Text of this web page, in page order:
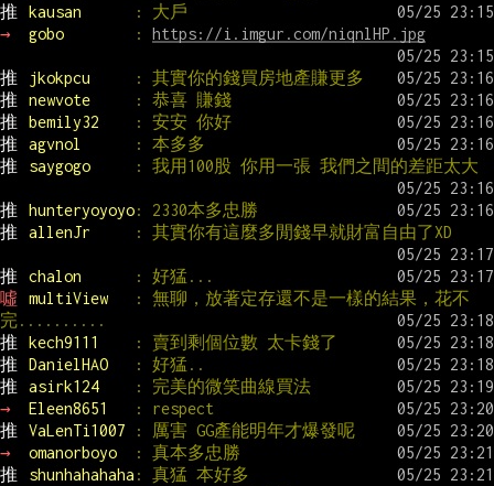
推
kausan
: 大戶
→
gobo : https://i.imgur.com/niqnlHP.jpg
推 jkokpcu
: 其實你的錢買房地產賺更多
推
newvote
: 恭喜 賺錢
推
bemily32
: 安安 你好
推
agvnol
: 本多多
推
saygogo : 我用100股 你用一張 我們之間的差距太大
推 hunteryoyoyo: 2330本多忠勝
推
allenJr : 其實你有這麼多閒錢早就財富自由了XD
推 chalon
: 好猛...
噓
multiView
: 無聊，放著定存還不是一樣的結果，花不
完..........
推
kech9111
: 賣到剩個位數 太卡錢了
推
DanielHAO
: 好猛..
推
asirk124
: 完美的微笑曲線買法
→
Eleen8651
: respect
推
VaLenTi1007
: 厲害 GG產能明年才爆發呢
→
omanorboyo
: 真本多忠勝
推
shunhahahaha : 真猛 本好多